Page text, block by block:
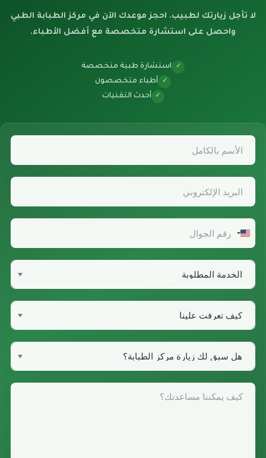
لا تأجل زيارتك لطبيب. احجز موعدك الآن في مركز الطبابة الطبي
واحصل على استشارة متخصصة مع أفضل الأطباء.
✓ استشارة طبية متخصصة
✓ أطباء متخصصون
✓ أحدث التقنيات
United
+1